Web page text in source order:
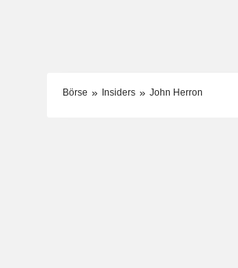
Börse Insiders John Herron